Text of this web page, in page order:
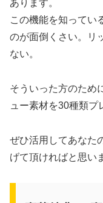
あります。
この機能を知ってい
のが面倒くさい。リ
ない。
そういった方のため
ュー素材を30種類プ
ぜひ活用してあなた
げて頂ければと思い